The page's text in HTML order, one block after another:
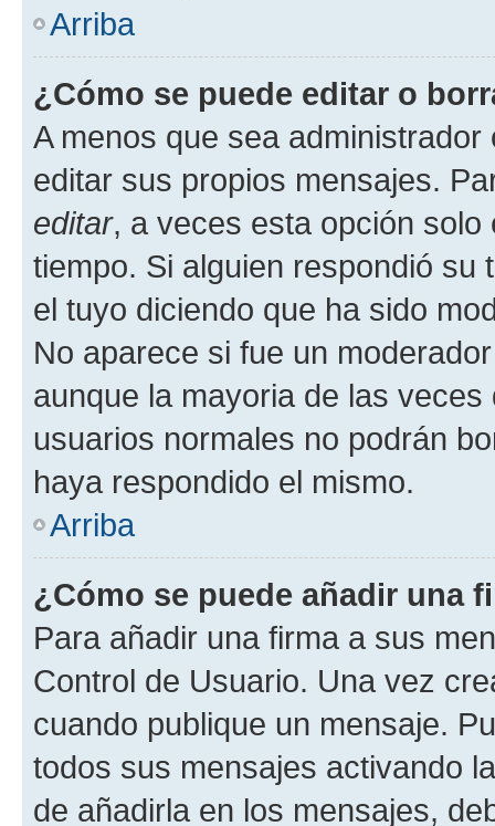
Arriba
¿Cómo se puede editar o
A menos que sea
editar sus propios mensajes.
editar, a veces esta opción
tiempo. Si alguien respondió
el tuyo diciendo que ha sido
No aparece si fue un
aunque la mayoria de las
usuarios normales no podrán
haya respondido el mismo.
Arriba
¿Cómo se puede añadir una
Para añadir una firma a sus
Control de Usuario. Una vez
cuando publique un mensaje.
todos sus mensajes activando
de añadirla en los mensajes,